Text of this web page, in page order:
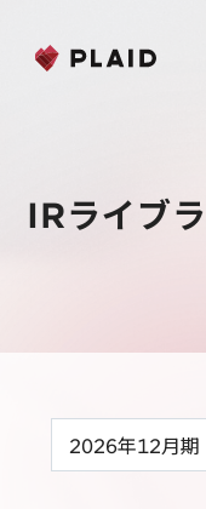
会社概要
経営メンバー
プレイド
CXプラ
ニュース
IRライブ